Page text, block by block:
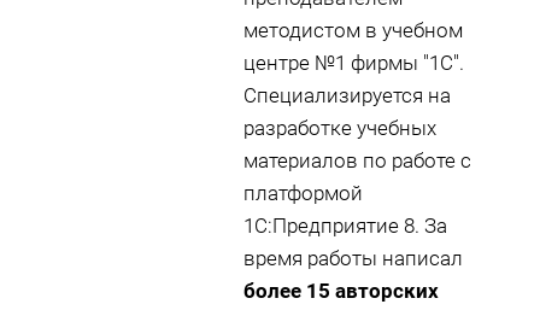
методистом в учебном
центре №1 фирмы "1С".
Специализируется на
разработке учебных
материалов по работе с
платформой
1С:Предприятие 8. За
время работы написал
более 15 авторских